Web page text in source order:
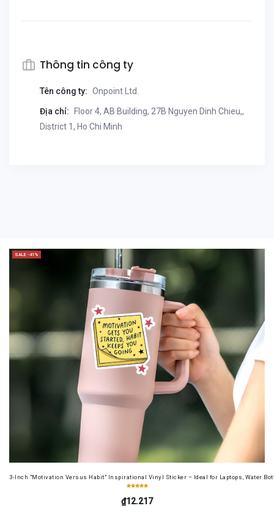
Thông tin công ty
Tên công ty: Onpoint Ltd.
Địa chỉ:
Floor 4, AB Building, 27B Nguyen Dinh Chieu,,
District 1, Ho Chi Minh
SALE -41%
3-Inch "Motivation Versus Habit" Inspirational Vinyl Sticker – Ideal for Laptops, Water
₫12.217